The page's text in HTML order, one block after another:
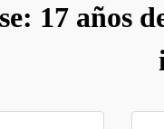
17 años